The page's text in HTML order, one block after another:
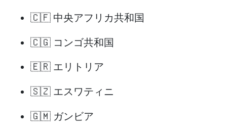
🇨🇫 中央アフリカ共和国
🇨🇬 コンゴ共和国
🇪🇷 エリトリア
🇸🇿 エスワティニ
🇬🇲 ガンビア